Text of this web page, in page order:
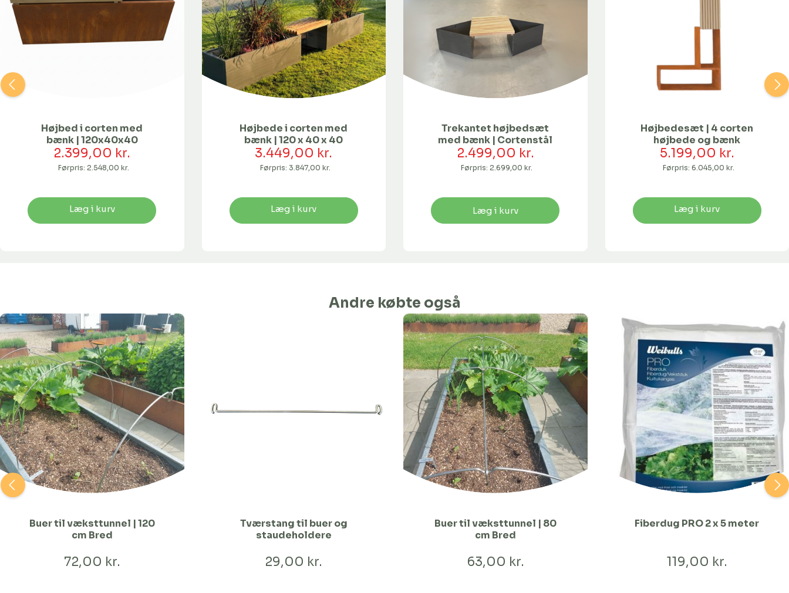
Højbed i corten med
bænk | 120x40x40
2.399,00 kr.
Førpris: 2.548,00 kr.
Læg i kurv
Højbede i corten med
bænk | 120 x 40 x 40
3.449,00 kr.
Førpris: 3.847,00 kr.
Læg i kurv
Trekantet højbedsæt
med bænk | Cortenstål
2.499,00 kr.
Førpris:2.699,00 kr.
Læg i kurv
Højbedesæt | 4 corten
højbede og bænk
5.199,00 kr.
Førpris: 6.045,00 kr.
Læg i kurv
Andre købte også
Buer til væksttunnel | 120
cm Bred
72,00 kr.
Tværstang til buer og
staudeholdere
29,00 kr.
Buer til væksttunnel | 80
cm Bred
63,00 kr.
Fiberdug PRO 2 x 5 meter
119,00 kr.